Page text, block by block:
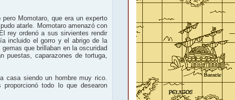
Momotaro, que era un experto
atarle. Momotaro amenazó con
rey ordenó a sus sirvientes rendir
incluido el gorro y el abrigo de la
que brillaban en la oscuridad
puestas, caparazones de tortuga,
casa siendo un hombre muy rico.
todo lo que desearon